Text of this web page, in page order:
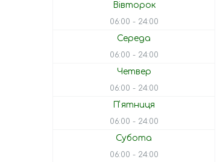
Вівторок
06:00 24:00
Середа
06:00 24:00
Четвер
06:00 24:00
Пʼятниця
06:00 24:00
Субота
06:00 24:00